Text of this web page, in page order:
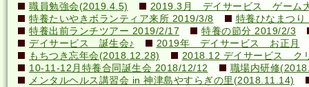
職員勉強会(2019.4.5)
2019.3月 デイサービス ゲーム
特養たいやきボランティア来所 2019/3/8
特養ひなまつ
特養出前ランチツアー 2019/2/17
特養の節分 2019/2/3
デイサービス 誕生会♪
2019年 デイサービス お正月
もちつき忘年会(2018.12.28)
2018.12 デイサービス ク
10-11-12月特養合同誕生会 2018/12/12
職場内研修
メンタルヘルス講習会 in 神津島やすらぎの里(2018.11.14)